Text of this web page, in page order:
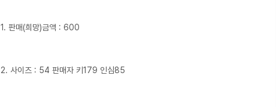
1. 판매(희망)금액 : 600
2. 사이즈 : 54 판매자 키179 인심85